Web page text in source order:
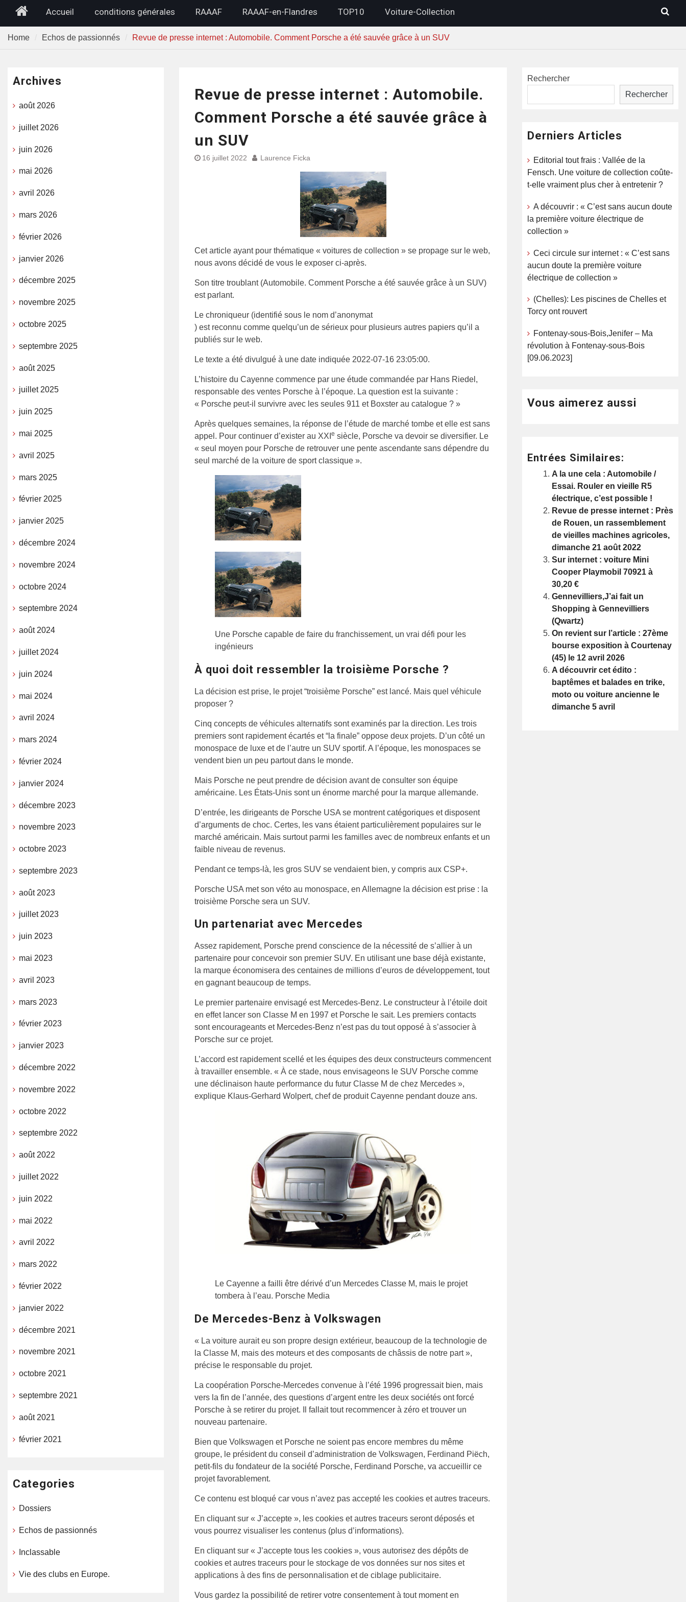
HomeAccueil conditions générales RAAAF RAAAF-en-Flandres TOP10 Voiture-Collection
Home Echos de passionnés Revue de presse internet : Automobile. Comment Porsche a été sauvée grâce à un SUV
Revue de presse internet : Automobile.
Comment Porsche a été sauvée grâce à
un SUV
16 juillet 2022 Laurence Ficka
Cet article ayant pour thématique « voitures de collection » se propage sur le web,
nous avons décidé de vous le exposer ci-après.
Son titre troublant (Automobile. Comment Porsche a été sauvée grâce à un SUV)
est parlant.
Le chroniqueur (identifié sous le nom d’anonymat
) est reconnu comme quelqu’un de sérieux pour plusieurs autres papiers qu’il a
publiés sur le web.
Le texte a été divulgué à une date indiquée 2022-07-16 23:05:00.
L’histoire du Cayenne commence par une étude commandée par Hans Riedel,
responsable des ventes Porsche à l’époque. La question est la suivante :
« Porsche peut-il survivre avec les seules 911 et Boxster au catalogue ? »
Après quelques semaines, la réponse de l’étude de marché tombe et elle est sans
appel. Pour continuer d’exister au XXI e siècle, Porsche va devoir se diversifier. Le
« seul moyen pour Porsche de retrouver une pente ascendante sans dépendre du
seul marché de la voiture de sport classique ».
Une Porsche capable de faire du franchissement, un vrai défi pour les
ingénieurs
À quoi doit ressembler la troisième Porsche ?
La décision est prise, le projet “troisième Porsche” est lancé. Mais quel véhicule
proposer ?
Cinq concepts de véhicules alternatifs sont examinés par la direction. Les trois
premiers sont rapidement écartés et “la finale” oppose deux projets. D’un côté un
monospace de luxe et de l’autre un SUV sportif. A l’époque, les monospaces se
vendent bien un peu partout dans le monde.
Mais Porsche ne peut prendre de décision avant de consulter son équipe
américaine. Les États-Unis sont un énorme marché pour la marque allemande.
D’entrée, les dirigeants de Porsche USA se montrent catégoriques et disposent
d’arguments de choc. Certes, les vans étaient particulièrement populaires sur le
marché américain. Mais surtout parmi les familles avec de nombreux enfants et un
faible niveau de revenus.
Pendant ce temps-là, les gros SUV se vendaient bien, y compris aux CSP+.
Porsche USA met son véto au monospace, en Allemagne la décision est prise : la
troisième Porsche sera un SUV.
Un partenariat avec Mercedes
Assez rapidement, Porsche prend conscience de la nécessité de s’allier à un
partenaire pour concevoir son premier SUV. En utilisant une base déjà existante,
la marque économisera des centaines de millions d’euros de développement, tout
en gagnant beaucoup de temps.
Le premier partenaire envisagé est Mercedes-Benz. Le constructeur à l’étoile doit
en effet lancer son Classe M en 1997 et Porsche le sait. Les premiers contacts
sont encourageants et Mercedes-Benz n’est pas du tout opposé à s’associer à
Porsche sur ce projet.
L’accord est rapidement scellé et les équipes des deux constructeurs commencent
à travailler ensemble. « À ce stade, nous envisageons le SUV Porsche comme
une déclinaison haute performance du futur Classe M de chez Mercedes »,
explique Klaus-Gerhard Wolpert, chef de produit Cayenne pendant douze ans.
Le Cayenne a failli être dérivé d’un Mercedes Classe M, mais le projet
tombera à l’eau. Porsche Media
De Mercedes-Benz à Volkswagen
« La voiture aurait eu son propre design extérieur, beaucoup de la technologie de
la Classe M, mais des moteurs et des composants de châssis de notre part »,
précise le responsable du projet.
La coopération Porsche-Mercedes convenue à l’été 1996 progressait bien, mais
vers la fin de l’année, des questions d’argent entre les deux sociétés ont forcé
Porsche à se retirer du projet. Il fallait tout recommencer à zéro et trouver un
nouveau partenaire.
Bien que Volkswagen et Porsche ne soient pas encore membres du même
groupe, le président du conseil d’administration de Volkswagen, Ferdinand Piëch,
petit-fils du fondateur de la société Porsche, Ferdinand Porsche, va accueillir ce
projet favorablement.
Ce contenu est bloqué car vous n’avez pas accepté les cookies et autres traceurs.
En cliquant sur « J’accepte », les cookies et autres traceurs seront déposés et
vous pourrez visualiser les contenus (plus d’informations).
En cliquant sur « J’accepte tous les cookies », vous autorisez des dépôts de
cookies et autres traceurs pour le stockage de vos données sur nos sites et
applications à des fins de personnalisation et de ciblage publicitaire.
Vous gardez la possibilité de retirer votre consentement à tout moment en
Rechercher
Rechercher
Derniers Articles
Editorial tout frais : Vallée de la
Fensch. Une voiture de collection coûte-
t-elle vraiment plus cher à entretenir ?
A découvrir : « C’est sans aucun doute
la première voiture électrique de
collection »
Ceci circule sur internet : « C’est sans
aucun doute la première voiture
électrique de collection »
(Chelles): Les piscines de Chelles et
Torcy ont rouvert
Fontenay-sous-Bois,Jenifer – Ma
révolution à Fontenay-sous-Bois
[09.06.2023]
Vous aimerez aussi
Entrées Similaires:
A la une cela : Automobile /
Essai. Rouler en vieille R5
électrique, c’est possible !
Revue de presse internet : Près
de Rouen, un rassemblement
de vieilles machines agricoles,
dimanche 21 août 2022
Sur internet : voiture Mini
Cooper Playmobil 70921 à
30,20 €
Gennevilliers,J’ai fait un
Shopping à Gennevilliers
(Qwartz)
On revient sur l’article : 27ème
bourse exposition à Courtenay
(45) le 12 avril 2026
A découvrir cet édito :
baptêmes et balades en trike,
moto ou voiture ancienne le
dimanche 5 avril
Archives
août 2026
juillet 2026
juin 2026
mai 2026
avril 2026
mars 2026
février 2026
janvier 2026
décembre 2025
novembre 2025
octobre 2025
septembre 2025
août 2025
juillet 2025
juin 2025
mai 2025
avril 2025
mars 2025
février 2025
janvier 2025
décembre 2024
novembre 2024
octobre 2024
septembre 2024
août 2024
juillet 2024
juin 2024
mai 2024
avril 2024
mars 2024
février 2024
janvier 2024
décembre 2023
novembre 2023
octobre 2023
septembre 2023
août 2023
juillet 2023
juin 2023
mai 2023
avril 2023
mars 2023
février 2023
janvier 2023
décembre 2022
novembre 2022
octobre 2022
septembre 2022
août 2022
juillet 2022
juin 2022
mai 2022
avril 2022
mars 2022
février 2022
janvier 2022
décembre 2021
novembre 2021
octobre 2021
septembre 2021
août 2021
février 2021
Categories
Dossiers
Echos de passionnés
Inclassable
Vie des clubs en Europe.